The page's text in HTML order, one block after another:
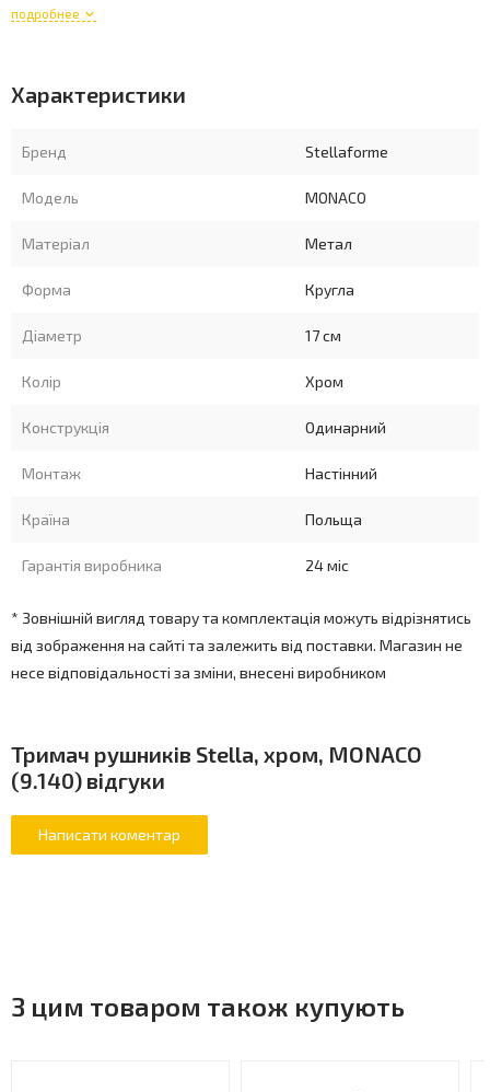
подробнее
Характеристики
Бренд Stellaforme
Модель MONACO
Матеріал Метал
Форма Кругла
Діаметр 17 см
Колір Хром
Конструкція Одинарний
Монтаж Настінний
Країна Польща
Гарантія виробника 24 міс
* Зовнішній вигляд товару та комплектація можуть відрізнятись
від зображення на сайті та залежить від поставки. Магазин не
несе відповідальності за зміни, внесені виробником
Тримач рушників Stella, хром, MONACO
(9.140) відгуки
З цим товаром також купують